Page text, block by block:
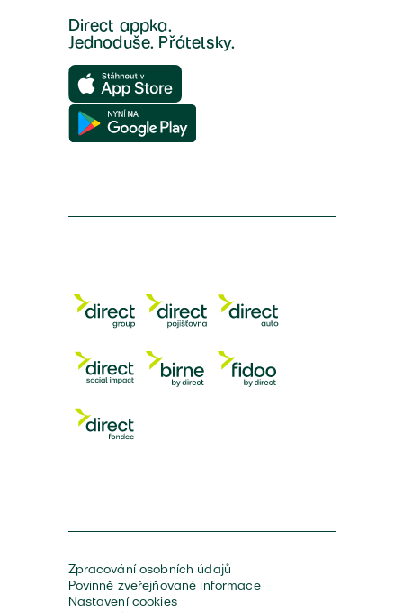
Direct appka.
Jednoduše. Přátelsky.
Zpracování osobních údajů
Povinně zveřejňované informace
Nastavení cookies